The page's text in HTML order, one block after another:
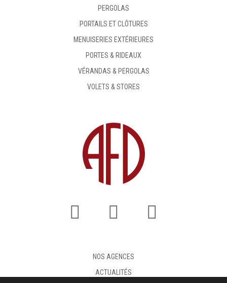
PERGOLAS
PORTAILS ET CLÔTURES
MENUISERIES EXTÉRIEURES
PORTES & RIDEAUX
VÉRANDAS & PERGOLAS
VOLETS & STORES
NOS AGENCES
ACTUALITÉS